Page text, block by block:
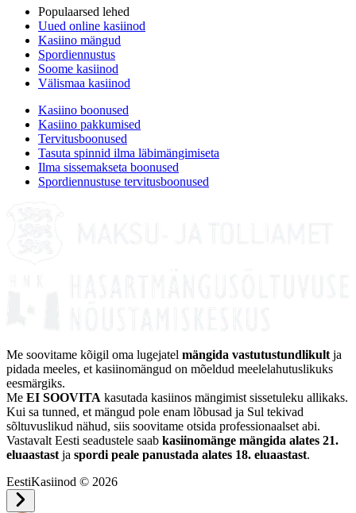
Populaarsed lehed
Uued online kasiinod
Kasiino mängud
Spordiennustus
Soome kasiinod
Välismaa kasiinod
Kasiino boonused
Kasiino pakkumised
Tervitusboonused
Tasuta spinnid ilma läbimängimiseta
Ilma sissemakseta boonused
Spordiennustuse tervitusboonused
Me soovitame kõigil oma lugejatel mängida vastutustundlikult ja
pidada meeles, et kasiinomängud on mõeldud meelelahutuslikuks
eesmärgiks.
Me EI SOOVITA kasutada kasiinos mängimist sissetuleku allikaks.
Kui sa tunned, et mängud pole enam lõbusad ja Sul tekivad
sõltuvuslikud nähud, siis soovitame otsida professionaalset abi.
Vastavalt Eesti seadustele saab kasiinomänge mängida alates 21.
eluaastast ja spordi peale panustada alates 18. eluaastast.
EestiKasiinod © 2026